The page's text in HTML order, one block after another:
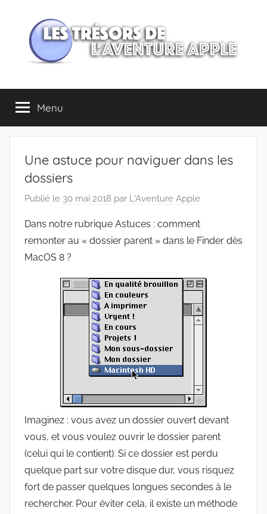
contenu
Les
trésors
de
l'Aventure
Apple
Menu
Une astuce pour naviguer dans les
dossiers
Publié le 30 mai 2018 par L'Aventure Apple
Dans notre rubrique Astuces : comment
remonter au « dossier parent » dans le Finder dès
MacOS 8 ?
Imaginez : vous avez un dossier ouvert devant
vous, et vous voulez ouvrir le dossier parent
(celui qui le contient). Si ce dossier est perdu
quelque part sur votre disque dur, vous risquez
fort de passer quelques longues secondes à le
rechercher. Pour éviter cela, il existe un méthode